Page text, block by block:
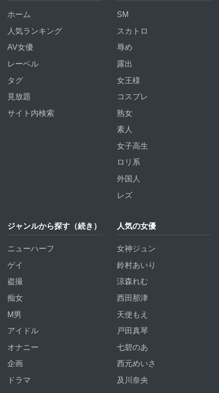
ホーム
人気ランキング
AV女優
レーベル
タグ
見放題
サイト内検索
SM
スカトロ
辱め
露出
女王様
コスプレ
熟女
素人
女子高生
ロリ系
外国人
レズ
ジャンルから探す（続き）
ニューハーフ
ゲイ
盗撮
痴女
M男
アイドル
オナニー
企画
ドラマ
人気の女優
女神ジュン
鈴村あいり
涼森れむ
西田那津
天使もえ
戸田真琴
七碧のあ
西元めいさ
及川奈央